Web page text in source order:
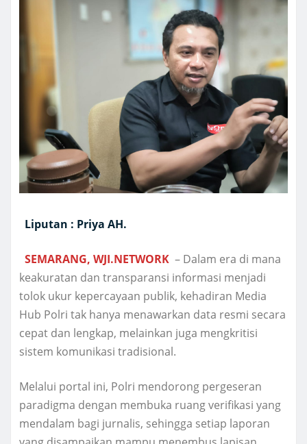
Liputan : Priya AH.
SEMARANG, WJI.NETWORK – Dalam era di mana
keakuratan dan transparansi informasi menjadi
tolok ukur kepercayaan publik, kehadiran Media
Hub Polri tak hanya menawarkan data resmi secara
cepat dan lengkap, melainkan juga mengkritisi
sistem komunikasi tradisional.
Melalui portal ini, Polri mendorong pergeseran
paradigma dengan membuka ruang verifikasi yang
mendalam bagi jurnalis, sehingga setiap laporan